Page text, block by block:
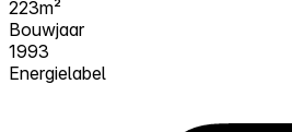
223m²
Bouwjaar
1993
Energielabel